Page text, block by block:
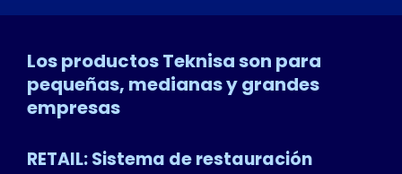
Los productos Teknisa son para
pequeñas, medianas y grandes
empresas
RETAIL: Sistema de restauración